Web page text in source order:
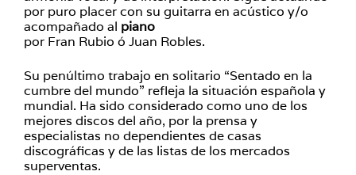
por puro placer con su guitarra en acústico y/o
acompañado al piano
por Fran Rubio ó Juan Robles.
Su penúltimo trabajo en solitario “Sentado en la
cumbre del mundo” refleja la situación española y
mundial. Ha sido considerado como uno de los
mejores discos del año, por la prensa y
especialistas no dependientes de casas
discográficas y de las listas de los mercados
superventas.